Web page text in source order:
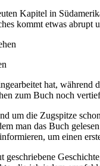
Kapitel in
kommt etwas
hat, während
zum Buch noch
um die Zugspitze
man das Buch
um einen
geschriebene